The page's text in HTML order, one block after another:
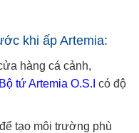
khi ấp Artemia:
hàng cá cảnh,
Bộ tứ Artemia O.S.I có độ
tạo môi trường phù